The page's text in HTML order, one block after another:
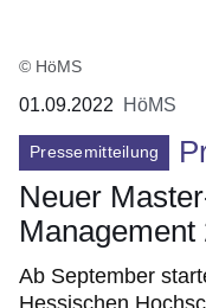
© HöMS
01.09.2022 HöMS
Pressemitteilung
Neuer
Ab September